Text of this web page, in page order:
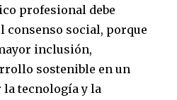
profesional debe
consenso social, porque
inclusión,
sostenible en un
tecnología y la